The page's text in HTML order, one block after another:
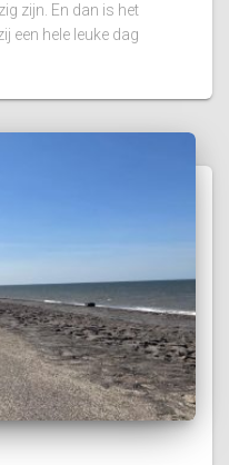
zijn. En dan is het
een hele leuke dag